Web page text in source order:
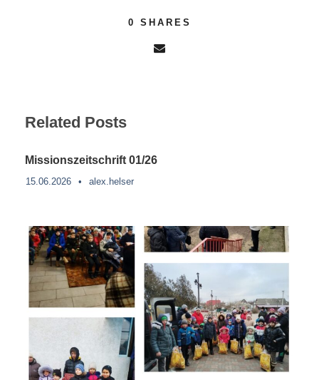
0 SHARES
Related Posts
Missionszeitschrift 01/26
15.06.2026 • alex.helser